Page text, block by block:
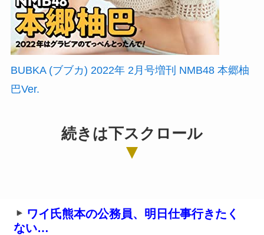
BUBKA (ブブカ) 2022年 2月号増刊 NMB48 本郷柚
巴Ver.
続きは下スクロール
ワイ氏熊本の公務員、明日仕事行きたく
ない…